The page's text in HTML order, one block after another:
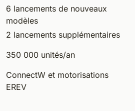
6 lancements de nouveaux
modèles
2 lancements supplémentaires
350 000 unités/an
ConnectW et motorisations
EREV